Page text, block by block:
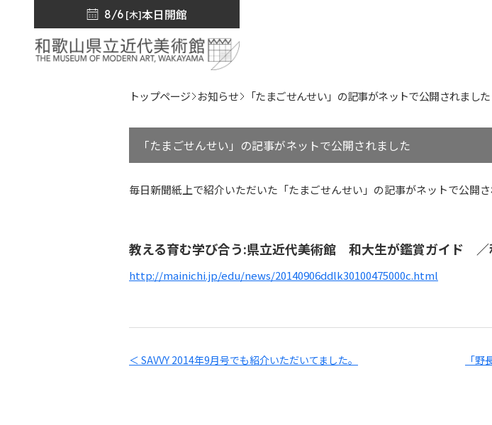
8/6 [木]本日開館
トップページ お知らせ 「たまごせんせい」の記事がネットで公開されました
「たまごせんせい」の記事がネットで公開されました
毎日新聞紙上で紹介いただいた「たまごせんせい」の記事がネットで公開さ
教える育む学び合う:県立近代美術館 和大生が鑑賞ガイド ／
http://mainichi.jp/edu/news/20140906ddlk30100475000c.html
＜ SAVVY 2014年9月号でも紹介いただいてました。 「